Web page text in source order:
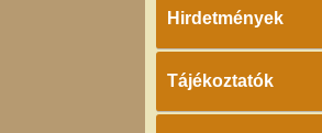
Hirdetmények
Tájékoztatók